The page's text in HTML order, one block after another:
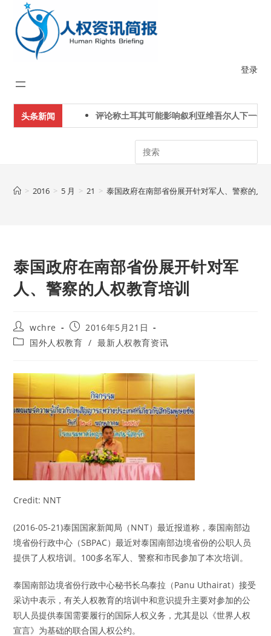
content
登录
头条新闻 评论称土耳其可能影响叙利亚维吾尔人下一代身
Search
> 2016 > 5 月 > 21 > 泰国政府在南部省份展开针对军人、警察的人
泰国政府在南部省份展开针对军
人、警察的人权教育培训
Post
author:
wchre
Post
published:
2016年5月21日
Post国外人权教育 / 最新人权教育资讯
Credit: NNT
(2016-05-21)泰国国家新闻局（NNT）最近报道称，泰国南部边
境省份行政中心（SBPAC）最近对泰国南部边境省份的公职人员
提供了人权培训。100多名军人、警察和市民参加了本次培训。
泰国南部边境省份行政中心秘书长乌泰拉（Panu Uthairat）接受
采访中表示，有关人权教育的培训中和意识提升主要对参加的公
职人员提供泰国需要履行的国际人权义务，尤其是以《世界人权
宣言》为基础的联合国人权公约。